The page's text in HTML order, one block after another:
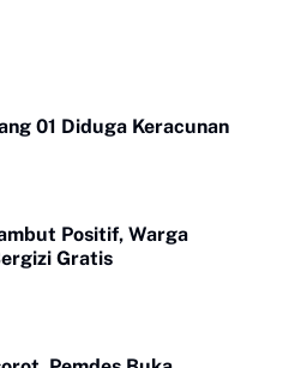
01 Diduga Keracunan
Positif, Warga
Gratis